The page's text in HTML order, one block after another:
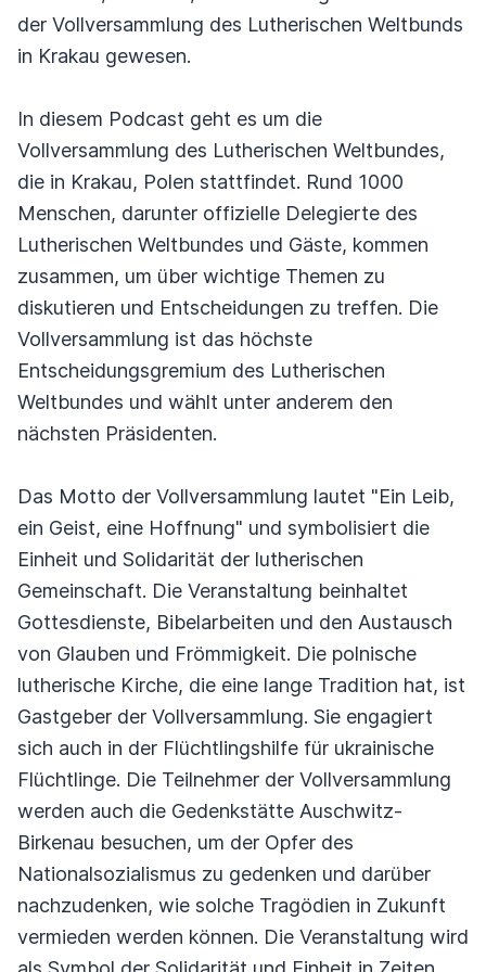
der Vollversammlung des Lutherischen Weltbunds
in Krakau gewesen.
In diesem Podcast geht es um die
Vollversammlung des Lutherischen Weltbundes,
die in Krakau, Polen stattfindet. Rund 1000
Menschen, darunter offizielle Delegierte des
Lutherischen Weltbundes und Gäste, kommen
zusammen, um über wichtige Themen zu
diskutieren und Entscheidungen zu treffen. Die
Vollversammlung ist das höchste
Entscheidungsgremium des Lutherischen
Weltbundes und wählt unter anderem den
nächsten Präsidenten.
Das Motto der Vollversammlung lautet "Ein Leib,
ein Geist, eine Hoffnung" und symbolisiert die
Einheit und Solidarität der lutherischen
Gemeinschaft. Die Veranstaltung beinhaltet
Gottesdienste, Bibelarbeiten und den Austausch
von Glauben und Frömmigkeit. Die polnische
lutherische Kirche, die eine lange Tradition hat, ist
Gastgeber der Vollversammlung. Sie engagiert
sich auch in der Flüchtlingshilfe für ukrainische
Flüchtlinge. Die Teilnehmer der Vollversammlung
werden auch die Gedenkstätte Auschwitz-
Birkenau besuchen, um der Opfer des
Nationalsozialismus zu gedenken und darüber
nachzudenken, wie solche Tragödien in Zukunft
vermieden werden können. Die Veranstaltung wird